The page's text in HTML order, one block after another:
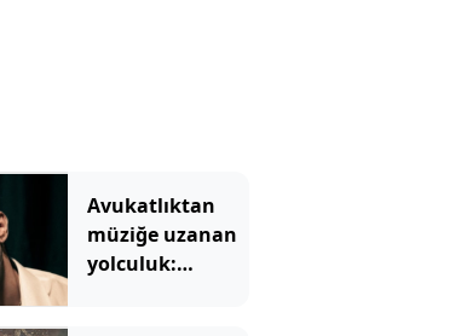
Avukatlıktan
müziğe uzanan
yolculuk: